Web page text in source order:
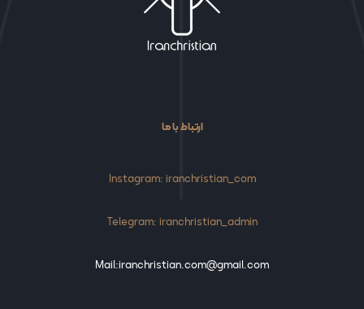
ارتباط با ما
Instagram: iranchristian_com
Telegram: iranchristian_admin
Mail:iranchristian.com@gmail.com